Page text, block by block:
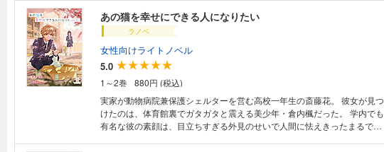
あの猫を幸せにできる人になりたい
ラノベ
女性向けライトノベル
5.0
1～2巻
880円 (税込)
実家が動物病院兼保護シェルターを営む高校一年生の斎藤花。 彼女が見つ
けたのは、体育館裏でガタガタと震える美少年・倉内楓だった。 学内でも
有名な彼の素顔は、目立ちすぎる外見のせいで人間に怯えきったまるで保